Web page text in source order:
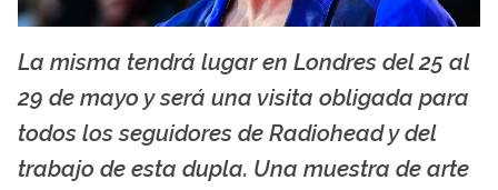
La misma tendrá lugar en Londres del 25 al
29 de mayo y será una visita obligada para
todos los seguidores de Radiohead y del
trabajo de esta dupla. Una muestra de arte